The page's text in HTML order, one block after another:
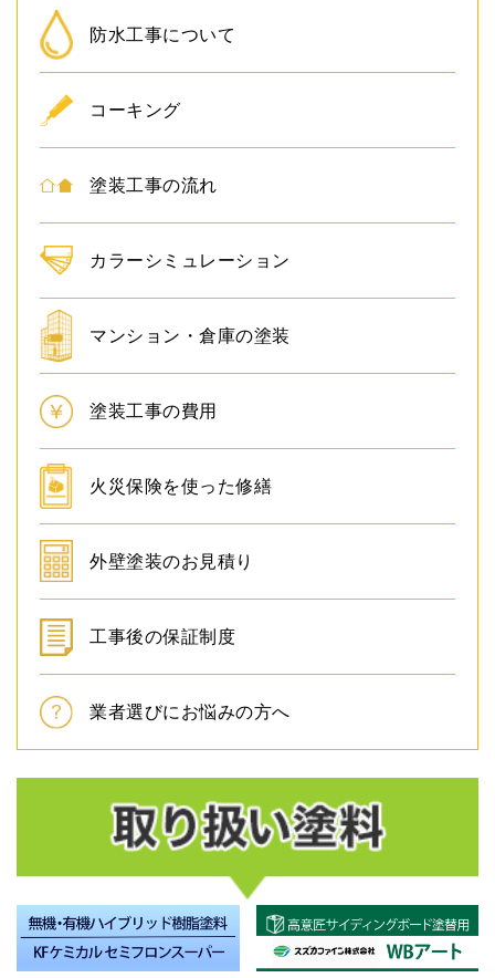
防水工事について
コーキング
塗装工事の流れ
カラーシミュレーション
マンション・倉庫の塗装
塗装工事の費用
火災保険を使った修繕
外壁塗装のお見積り
工事後の保証制度
業者選びにお悩みの方へ